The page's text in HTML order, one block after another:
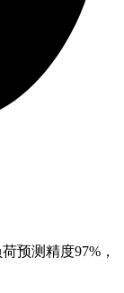
预测精度97%，